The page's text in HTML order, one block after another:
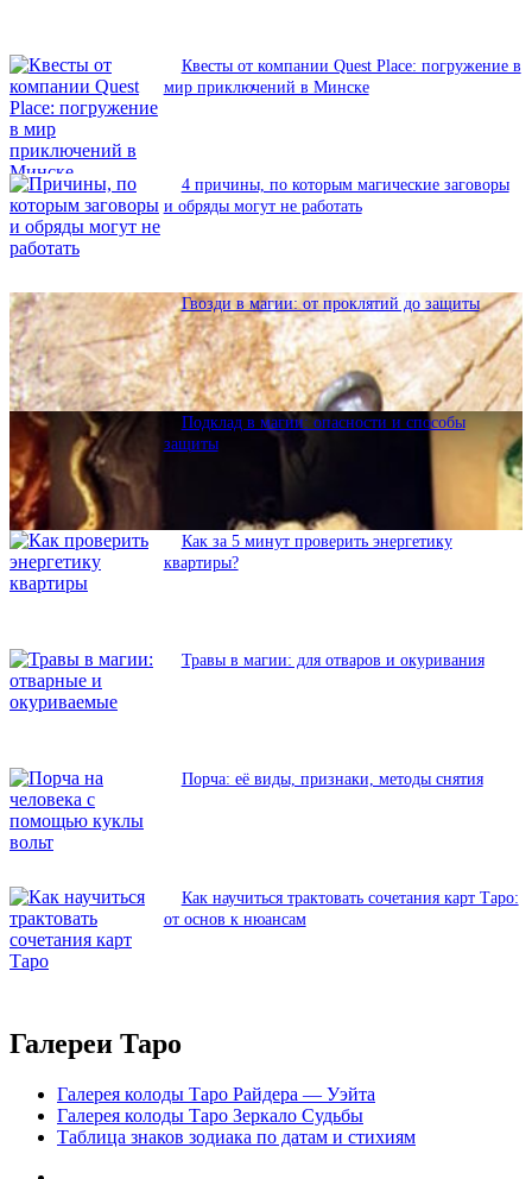
Квесты от компании Quest Place: погружение в
мир приключений в Минске
4 причины, по которым магические заговоры
и обряды могут не работать
Гвозди в магии: от проклятий до защиты
Подклад в магии: опасности и способы
защиты
Как за 5 минут проверить энергетику
квартиры?
Травы в магии: для отваров и окуривания
Порча: её виды, признаки, методы снятия
Как научиться трактовать сочетания карт Таро:
от основ к нюансам
Галереи Таро
Галерея колоды Таро Райдера — Уэйта
Галерея колоды Таро Зеркало Судьбы
Таблица знаков зодиака по датам и стихиям